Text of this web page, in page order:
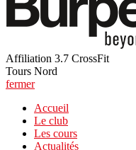
Affiliation 3.7 CrossFit
Tours Nord
fermer
Accueil
Le club
Les cours
Actualités